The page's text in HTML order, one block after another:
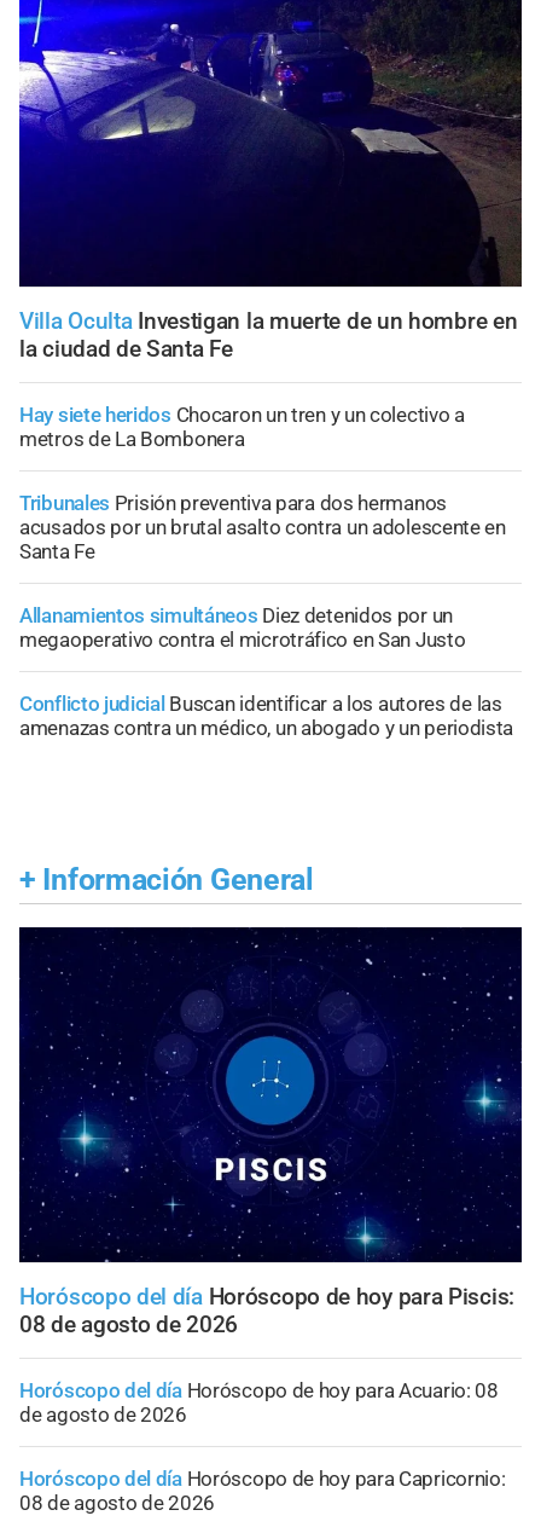
Villa Oculta Investigan la muerte de un hombre en
la ciudad de Santa Fe
Hay siete heridos Chocaron un tren y un colectivo a
metros de La Bombonera
Tribunales Prisión preventiva para dos hermanos
acusados por un brutal asalto contra un adolescente en
Santa Fe
Allanamientos simultáneos Diez detenidos por un
megaoperativo contra el microtráfico en San Justo
Conflicto judicial Buscan identificar a los autores de las
amenazas contra un médico, un abogado y un periodista
+ Información General
Horóscopo del día Horóscopo de hoy para Piscis:
08 de agosto de 2026
Horóscopo del día Horóscopo de hoy para Acuario: 08
de agosto de 2026
Horóscopo del día Horóscopo de hoy para Capricornio:
08 de agosto de 2026